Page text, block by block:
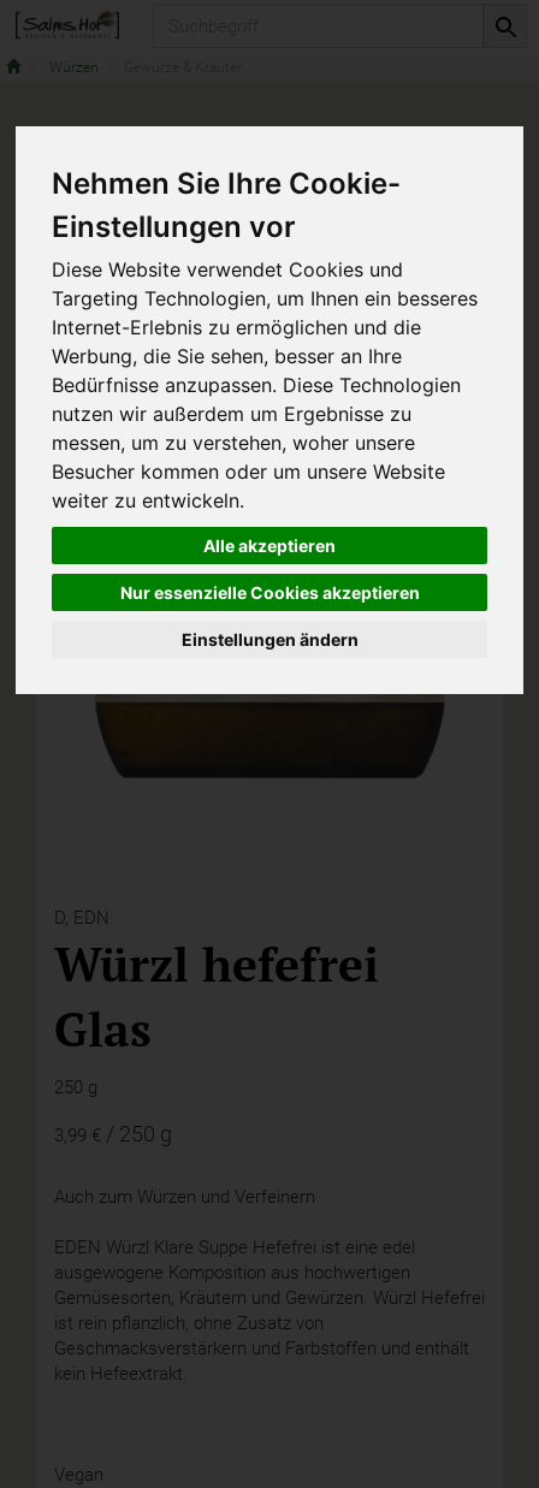
Nehmen Sie Ihre Cookie-
Einstellungen vor
Diese Website verwendet Cookies und
Targeting Technologien, um Ihnen ein besseres
Internet-Erlebnis zu ermöglichen und die
Werbung, die Sie sehen, besser an Ihre
Bedürfnisse anzupassen. Diese Technologien
nutzen wir außerdem um Ergebnisse zu
messen, um zu verstehen, woher unsere
Besucher kommen oder um unsere Website
weiter zu entwickeln.
Alle akzeptieren
Nur essenzielle Cookies akzeptieren
Einstellungen ändern
Würzen
D, EDN
Würzl hefefrei
Glas
250 g
3,99 € / 250 g
Auch zum Würzen und Verfeinern
EDEN Würzl Klare Suppe Hefefrei ist eine edel
ausgewogene Komposition aus hochwertigen
Gemüsesorten, Kräutern und Gewürzen. Würzl Hefefrei
ist rein pflanzlich, ohne Zusatz von
Geschmacksverstärkern und Farbstoffen und enthält
kein Hefeextrakt.
Vegan